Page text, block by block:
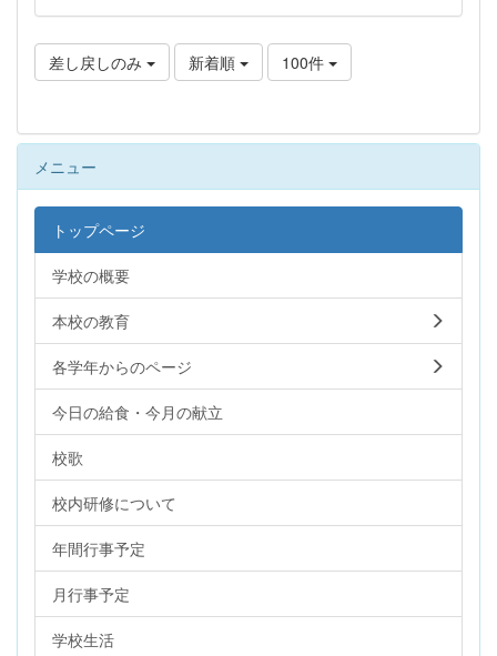
差し戻しのみ 新着順 100件
メニュー
トップページ
学校の概要
本校の教育
各学年からのページ
今日の給食・今月の献立
校歌
校内研修について
年間行事予定
月行事予定
学校生活